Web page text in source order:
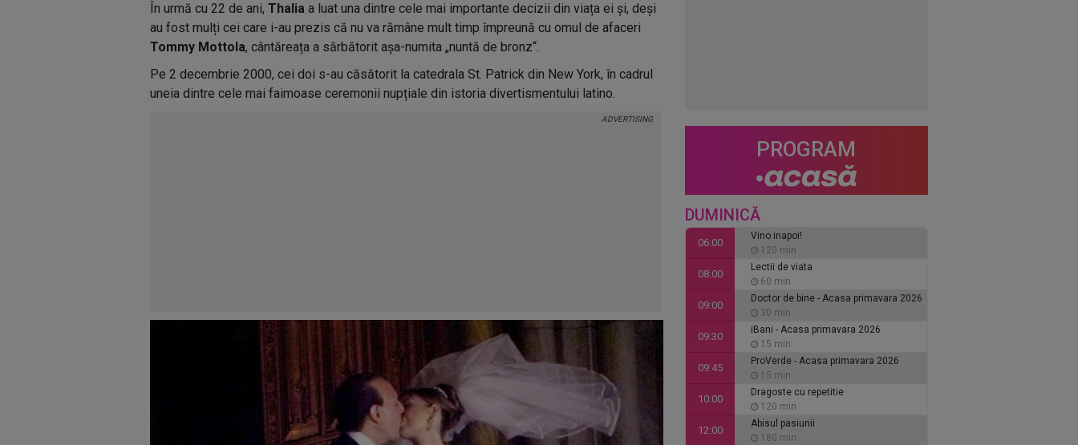
În urmă cu 22 de ani, Thalia a luat una dintre cele mai importante decizii din viața ei și, deși
au fost mulți cei care i-au prezis că nu va rămâne mult timp împreună cu omul de afaceri
Tommy Mottola, cântăreața a sărbătorit așa-numita „nuntă de bronz“.
Pe 2 decembrie 2000, cei doi s-au căsătorit la catedrala St. Patrick din New York, în cadrul
uneia dintre cele mai faimoase ceremonii nupțiale din istoria divertismentului latino.
PROGRAM
DUMINICĂ
06:00
Vino inapoi!
120 min
08:00
Lectii de viata
60 min
09:00
Doctor de bine - Acasa primavara 2026
30 min
09:30
iBani - Acasa primavara 2026
15 min
09:45
ProVerde - Acasa primavara 2026
15 min
10:00
Dragoste cu repetitie
120 min
12:00
Abisul pasiunii
180 min